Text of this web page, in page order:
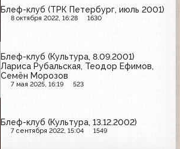
Блеф-клуб (ТРК Петербург, июль 2001)
8 октября 2022, 16:28 1630
Блеф-клуб (Культура, 8.09.2001)
Лариса Рубальская, Теодор Ефимов,
Семён Морозов
7 мая 2025, 16:19 523
Блеф-клуб (Культура, 13.12.2002)
7 сентября 2022, 15:04 1549